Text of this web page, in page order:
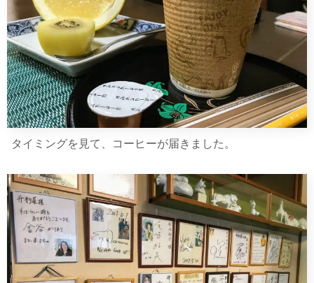
タイミングを見て、コーヒーが届きました。